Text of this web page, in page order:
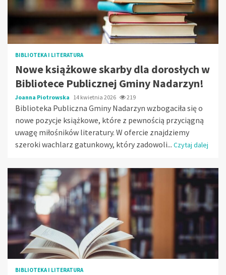
BIBLIOTEKA I LITERATURA
Nowe książkowe skarby dla dorosłych w
Bibliotece Publicznej Gminy Nadarzyn!
Joanna Piotrowska 14 kwietnia 2026 219
Biblioteka Publiczna Gminy Nadarzyn wzbogaciła się o
nowe pozycje książkowe, które z pewnością przyciągną
uwagę miłośników literatury. W ofercie znajdziemy
szeroki wachlarz gatunkowy, który zadowoli... Czytaj dalej
BIBLIOTEKA I LITERATURA